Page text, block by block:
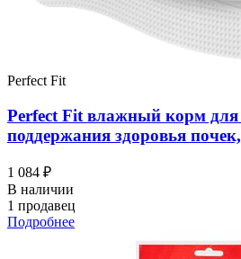
Perfect Fit
Perfect Fit влажный корм
поддержания здоровья почек,
1 084 ₽
В наличии
1 продавец
Подробнее